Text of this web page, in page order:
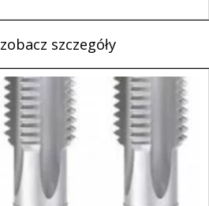
zobacz szczegóły